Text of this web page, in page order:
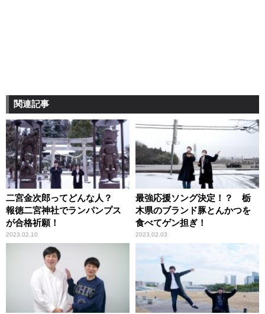
関連記事
二宮金次郎ってどんな人？
報徳二宮神社でランパンプス
が合格祈願！
2023.02.10
最強応援ソング決定！？ 栃
木県のブランド豚とんかつを
食べてゲン担ぎ！
2023.02.03